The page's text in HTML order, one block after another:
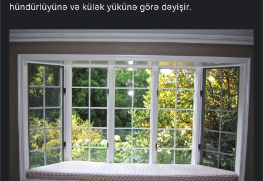
hündürlüyünə və külək yükünə görə dəyişir.